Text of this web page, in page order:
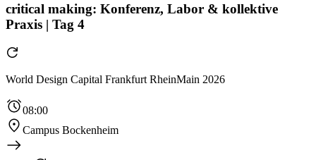
critical making: Konferenz, Labor & kollektive
Praxis | Tag 4
World Design Capital Frankfurt RheinMain 2026
08:00
Campus Bockenheim